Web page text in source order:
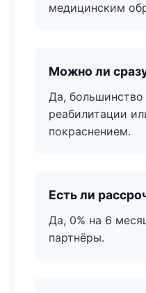
медицинским
Можно ли
Да, большинство
реабилитации
покраснением.
Есть ли
Да, 0% на 6
партнёры.